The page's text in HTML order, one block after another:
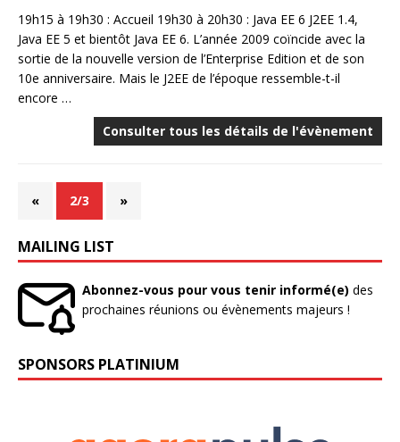
19h15 à 19h30 : Accueil 19h30 à 20h30 : Java EE 6 J2EE 1.4,
Java EE 5 et bientôt Java EE 6. L’année 2009 coïncide avec la
sortie de la nouvelle version de l’Enterprise Edition et de son
10e anniversaire. Mais le J2EE de l’époque ressemble-t-il
encore …
Consulter tous les détails de l'évènement
« 2/3 »
MAILING LIST
Abonnez-vous pour vous tenir informé(e) des
prochaines réunions ou évènements majeurs !
SPONSORS PLATINIUM